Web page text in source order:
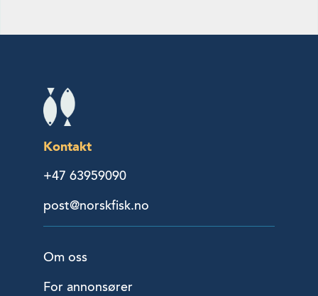
Kontakt
+47 63959090
post@norskfisk.no
Om oss
For annonsører